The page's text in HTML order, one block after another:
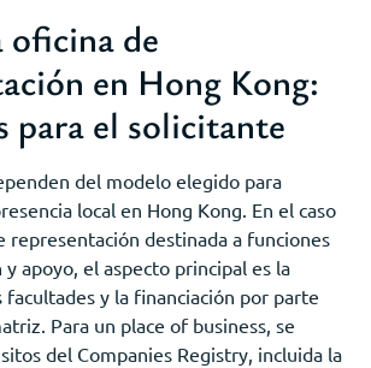
de
en Hong Kong:
para el solicitante
del modelo elegido para
local en Hong Kong. En el caso
representación destinada a funciones
apoyo, el aspecto principal es la
facultades y la financiación por parte
Para un place of business, se
del Companies Registry, incluida la